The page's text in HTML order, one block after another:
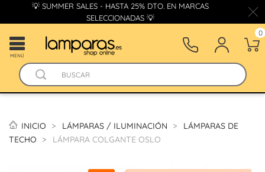
💡 SUMMER SALES - HASTA 25% DTO. EN MARCAS
SELECCIONADAS 💡
MENÚ
0
INICIO LÁMPARAS / ILUMINACIÓN
LÁMPARAS DE
TECHO
LÁMPARA COLGANTE OSLO